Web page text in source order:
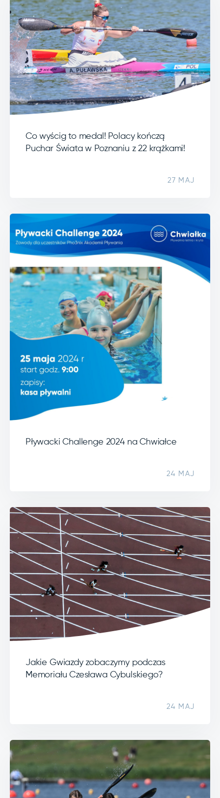
Co wyścig to medal! Polacy kończą
Puchar Świata w Poznaniu z 22 krążkami!
27 MAJ
Pływacki Challenge 2024 na Chwiałce
24 MAJ
Jakie Gwiazdy zobaczymy podczas
Memoriału Czesława Cybulskiego?
24 MAJ